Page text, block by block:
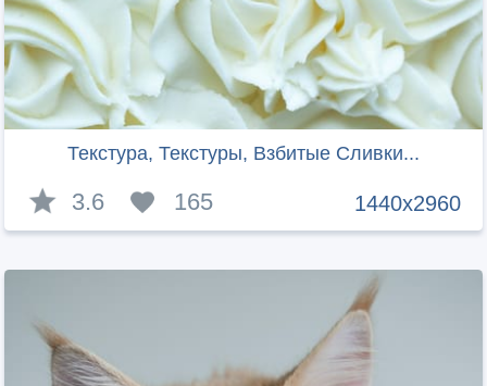
Текстура, Текстуры, Взбитые Сливки...
1440x2960
3.6 165